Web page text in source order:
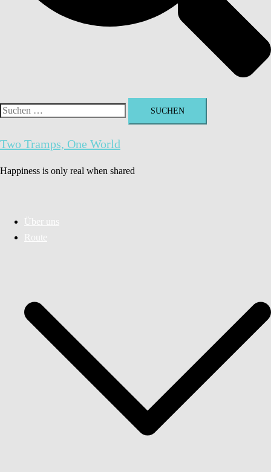
Suchen
Two Tramps, One World
Happiness is only real when shared
Über uns
Route